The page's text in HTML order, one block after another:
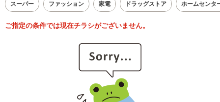
スーパー ファッション 家電 ドラッグストア ホームセンタ
ご指定の条件では現在チラシがございません。